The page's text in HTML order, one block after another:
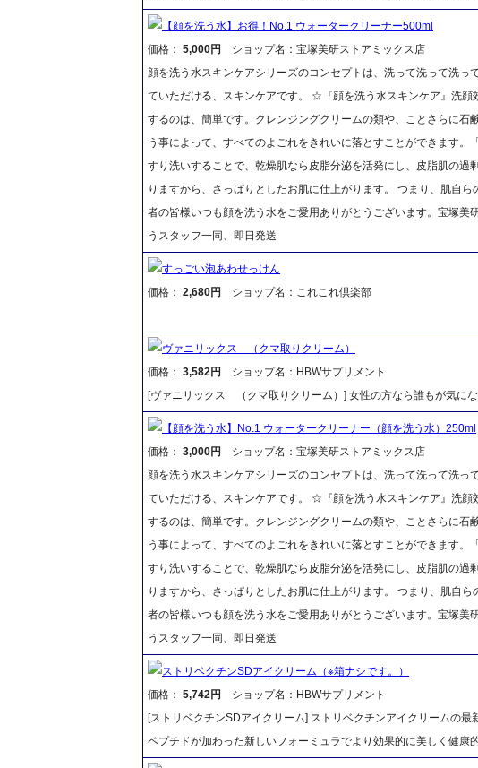
【顔を洗う水】お得！No.1 ウォータークリーナー500ml
価格： 5,000円
ショップ名：宝塚美研ストアミックス店
顔を洗う水スキンケアシリーズのコンセプトは、洗って洗って洗っ
ていただける、スキンケアです。 ☆『顔を洗う水スキンケア』洗
するのは、簡単です。クレンジングクリームの類や、ことさらに石
う事によって、すべてのよごれをきれいに落とすことができます。
すり洗いすることで、乾燥肌なら皮脂分泌を活発にし、皮脂肌の過
りますから、さっぱりとしたお肌に仕上がります。 つまり、肌自
者の皆様いつも顔を洗う水をご愛用ありがとうございます。宝塚美
うスタッフ一同、即日発送
すっごい泡あわせっけん
価格： 2,680円 ショップ名：これこれ倶楽部
ヴァニリックス （クマ取りクリーム）
価格： 3,582円
ショップ名：HBWサプリメント
[ヴァニリックス （クマ取りクリーム）] 女性の方なら誰もが気に
【顔を洗う水】No.1 ウォータークリーナー（顔を洗う水）250ml
価格： 3,000円
ショップ名：宝塚美研ストアミックス店
顔を洗う水スキンケアシリーズのコンセプトは、洗って洗って洗っ
ていただける、スキンケアです。 ☆『顔を洗う水スキンケア』洗
するのは、簡単です。クレンジングクリームの類や、ことさらに石
う事によって、すべてのよごれをきれいに落とすことができます。
すり洗いすることで、乾燥肌なら皮脂分泌を活発にし、皮脂肌の過
りますから、さっぱりとしたお肌に仕上がります。 つまり、肌自
者の皆様いつも顔を洗う水をご愛用ありがとうございます。宝塚美
うスタッフ一同、即日発送
ストリベクチンSDアイクリーム（※箱ナシです。）
価格： 5,742円
ショップ名：HBWサプリメント
[ストリベクチンSDアイクリーム] ストリベクチンアイクリームの
ペプチドが加わった新しいフォーミュラでより効果的に美しく健康